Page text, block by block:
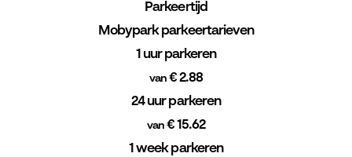
Parkeertijd
Mobypark parkeertarieven
1 uur parkeren
van€ 2.88
24 uur parkeren
van€ 15.62
1 week parkeren